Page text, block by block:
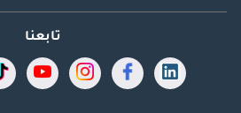
تابعنا